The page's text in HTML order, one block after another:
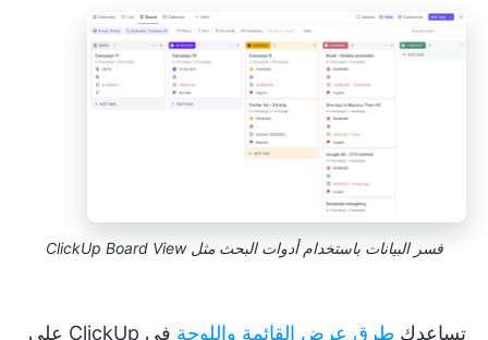
فسر البيانات باستخدام أدوات البحث مثل ClickUp Board View
تساعدك طرق عرض القائمة واللوحة في ClickUp على